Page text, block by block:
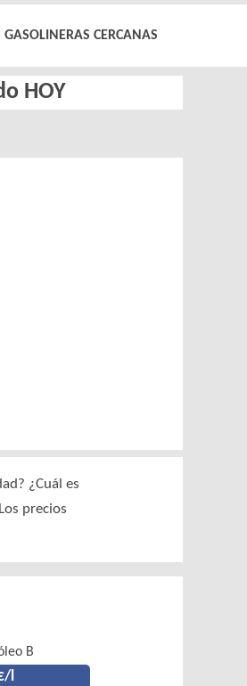
GASOLINERAS CERCANAS
HOY
¿Cuál es
precios
B
l